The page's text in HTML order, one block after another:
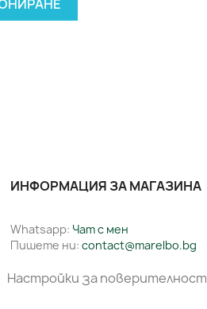
ИНФОРМАЦИЯ ЗА МАГАЗИНА
Whatsapp: Чат с мен
Пишете ни: contact@marelbo.bg
Настройки за поверителност